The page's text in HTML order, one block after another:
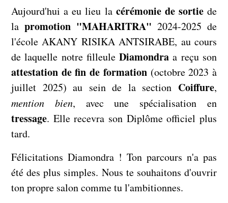
Aujourd'hui a eu lieu la cérémonie de sortiede
la promotion "MAHARITRA" 2024-2025 de
l'école AKANY RISIKA ANTSIRABE, au cours
de laquelle notre filleuleDiamondra a reçu son
attestation de fin de formation(octobre 2023 à
juillet 2025) au sein de la section Coiffure,
mention bien, avec une spécialisation en
tressage. Elle recevra son Diplôme officiel plus
tard.
Félicitations Diamondra ! Ton parcours n'a pas
été des plus simples. Nous te souhaitons d'ouvrir
ton propre salon comme tu l'ambitionnes.